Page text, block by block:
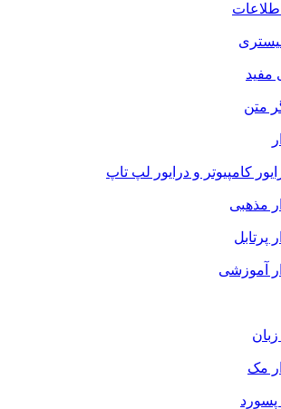
اطلاعات
مفید
متن
کامپیوتر و درایور لپ تاپ
مذهبی
پرتابل
آموزشی
مک
پسورد